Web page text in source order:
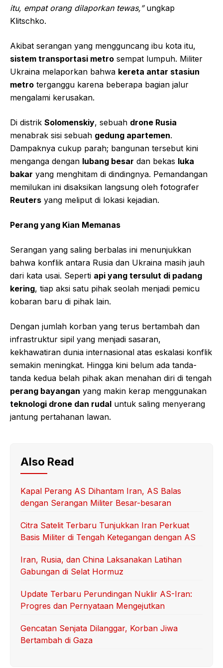
itu, empat orang dilaporkan tewas,”ungkap
Klitschko.
Akibat serangan yang mengguncang ibu kota itu,
sistem transportasi metro sempat lumpuh. Militer
Ukraina melaporkan bahwa kereta antar stasiun
metro terganggu karena beberapa bagian jalur
mengalami kerusakan.
Di distrik Solomenskiy, sebuah drone Rusia
menabrak sisi sebuah gedung apartemen.
Dampaknya cukup parah; bangunan tersebut kini
menganga dengan lubang besar dan bekas luka
bakar yang menghitam di dindingnya. Pemandangan
memilukan ini disaksikan langsung oleh fotografer
Reuters yang meliput di lokasi kejadian.
Perang yang Kian Memanas
Serangan yang saling berbalas ini menunjukkan
bahwa konflik antara Rusia dan Ukraina masih jauh
dari kata usai. Seperti api yang tersulut di padang
kering, tiap aksi satu pihak seolah menjadi pemicu
kobaran baru di pihak lain.
Dengan jumlah korban yang terus bertambah dan
infrastruktur sipil yang menjadi sasaran,
kekhawatiran dunia internasional atas eskalasi konflik
semakin meningkat. Hingga kini belum ada tanda-
tanda kedua belah pihak akan menahan diri di tengah
perang bayangan yang makin kerap menggunakan
teknologi drone dan rudal untuk saling menyerang
jantung pertahanan lawan.
Also Read
Kapal Perang AS Dihantam Iran, AS Balas
dengan Serangan Militer Besar-besaran
Citra Satelit Terbaru Tunjukkan Iran Perkuat
Basis Militer di Tengah Ketegangan dengan AS
Iran, Rusia, dan China Laksanakan Latihan
Gabungan di Selat Hormuz
Update Terbaru Perundingan Nuklir AS-Iran:
Progres dan Pernyataan Mengejutkan
Gencatan Senjata Dilanggar, Korban Jiwa
Bertambah di Gaza